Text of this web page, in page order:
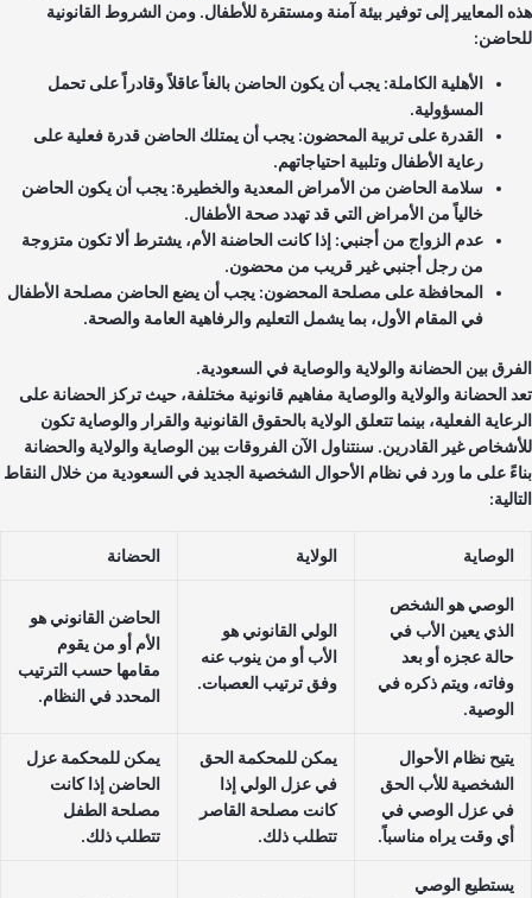
المعايير إلى توفير بيئة آمنة ومستقرة للأطفال. ومن الشروط القانونية
الأهلية الكاملة: يجب أن يكون الحاضن بالغاً عاقلاً وقادراً على تحمل
المسؤولية.
القدرة على تربية المحضون: يجب أن يمتلك الحاضن قدرة فعلية على
رعاية الأطفال وتلبية احتياجاتهم.
سلامة الحاضن من الأمراض المعدية والخطيرة: يجب أن يكون الحاضن
خالياً من الأمراض التي قد تهدد صحة الأطفال.
عدم الزواج من أجنبي: إذا كانت الحاضنة الأم، يشترط ألا تكون متزوجة
من رجل أجنبي غير قريب من محضون.
المحافظة على مصلحة المحضون: يجب أن يضع الحاضن مصلحة الأطفال
في المقام الأول، بما يشمل التعليم والرفاهية العامة والصحة.
بين الحضانة والولاية والوصاية في السعودية.
الحضانة والولاية والوصاية مفاهيم قانونية مختلفة، حيث تركز الحضانة على
الفعلية، بينما تتعلق الولاية بالحقوق القانونية والقرار والوصاية تكون
غير القادرين. سنتناول الآن الفروقات بين الوصاية والولاية والحضانة
على ما ورد في نظام الأحوال الشخصية الجديد في السعودية من خلال النقاط
الوصاية الولاية الحضانة
الوصي هو الشخص
الذي يعين الأب في
حالة عجزه أو بعد
وفاته، ويتم ذكره في
الوصية.
الولي القانوني هو
الأب أو من ينوب عنه
وفق ترتيب العصبات.
الحاضن القانوني هو
الأم أو من يقوم
مقامها حسب الترتيب
المحدد في النظام.
يتيح نظام الأحوال
الشخصية للأب الحق
في عزل الوصي في
أي وقت يراه مناسباً.
يمكن للمحكمة الحق
في عزل الولي إذا
كانت مصلحة القاصر
تتطلب ذلك.
يمكن للمحكمة عزل
الحاضن إذا كانت
مصلحة الطفل
تتطلب ذلك.
يستطيع الوصي